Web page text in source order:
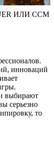
ИЛИ CCM
инноваций
выбирают
серьезно
то